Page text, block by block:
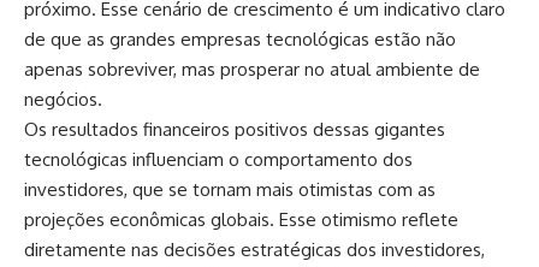
próximo. Esse cenário de crescimento é um indicativo claro
de que as grandes empresas tecnológicas estão não
apenas sobreviver, mas prosperar no atual ambiente de
negócios.
Os resultados financeiros positivos dessas gigantes
tecnológicas influenciam o comportamento dos
investidores, que se tornam mais otimistas com as
projeções econômicas globais. Esse otimismo reflete
diretamente nas decisões estratégicas dos investidores,